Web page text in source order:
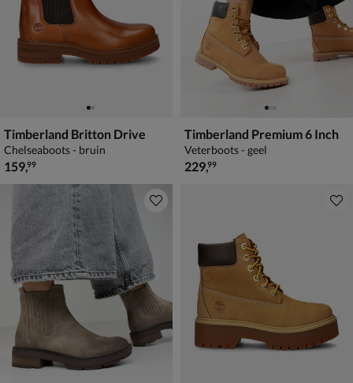
Timberland Britton Drive
Chelseaboots - bruin
€ 159,99
159,99
Timberland Premium 6 Inch
Veterboots - geel
€ 229,99
229,99